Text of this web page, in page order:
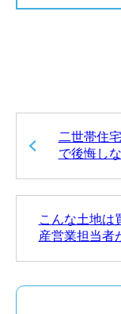
こんな土地は
産営業担当者
二世帯住
で後悔し